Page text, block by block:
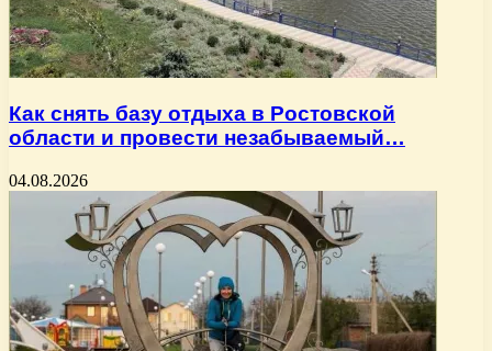
Как снять базу отдыха в Ростовской
области и провести незабываемый…
04.08.2026